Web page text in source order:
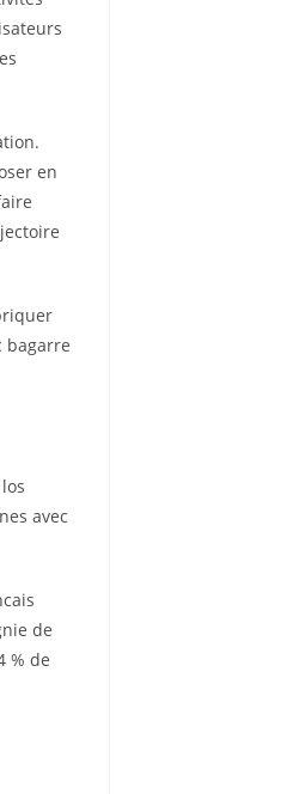
en
bagarre
avec
de
% de